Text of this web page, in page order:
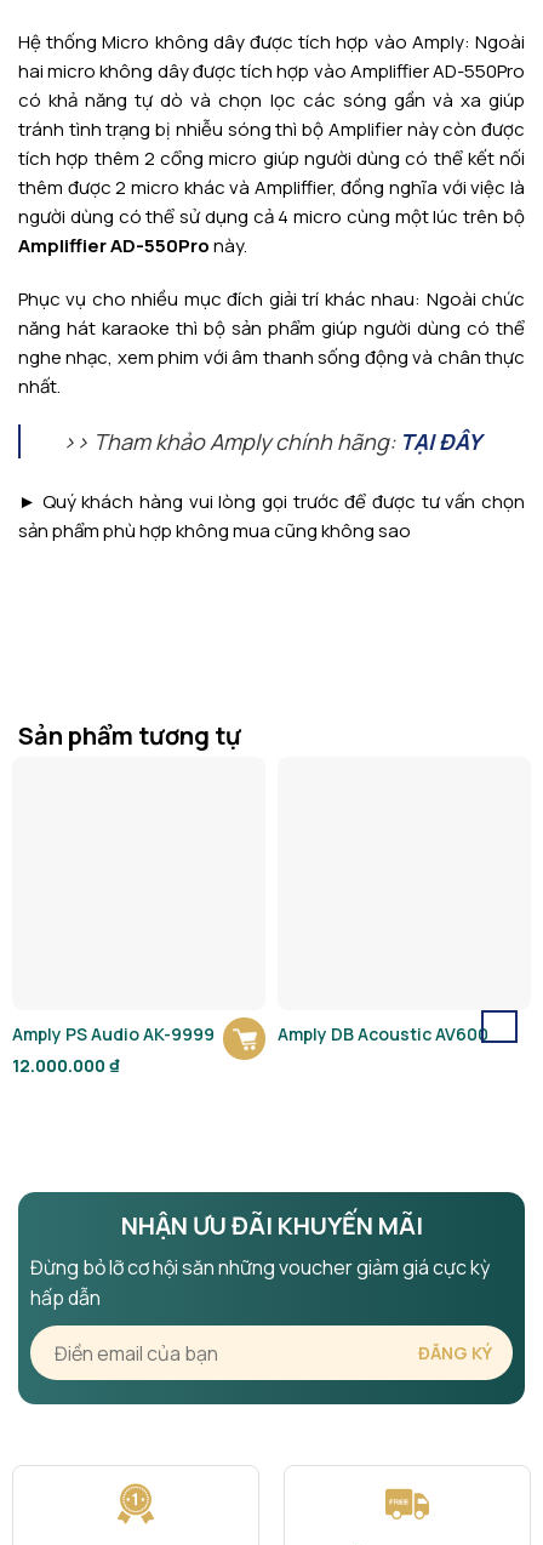
Hệ thống Micro không dây được tích hợp vào Amply: Ngoài
hai micro không dây được tích hợp vào Ampliffier AD-550Pro
có khả năng tự dò và chọn lọc các sóng gần và xa giúp
tránh tình trạng bị nhiễu sóng thì bộ Amplifier này còn được
tích hợp thêm 2 cổng micro giúp người dùng có thể kết nối
thêm được 2 micro khác và Ampliffier, đồng nghĩa với việc là
người dùng có thể sử dụng cả 4 micro cùng một lúc trên bộ
Ampliffier AD-550Pronày.
Phục vụ cho nhiều mục đích giải trí khác nhau: Ngoài chức
năng hát karaoke thì bộ sản phẩm giúp người dùng có thể
nghe nhạc, xem phim với âm thanh sống động và chân thực
nhất.
>> Tham khảo Amply chính hãng: TẠI ĐÂY
► Quý khách hàng vui lòng gọi trước để được tư vấn chọn
sản phẩm phù hợp không mua cũng không sao
Sản phẩm tương tự
Amply PS Audio AK-9999
12.000.000 ₫
Amply DB Acoustic AV600
NHẬN ƯU ĐÃI KHUYẾN MÃI
Đừng bỏ lỡ cơ hội săn những voucher giảm giá cực kỳ
hấp dẫn